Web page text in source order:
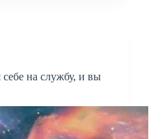
на службу, и вы